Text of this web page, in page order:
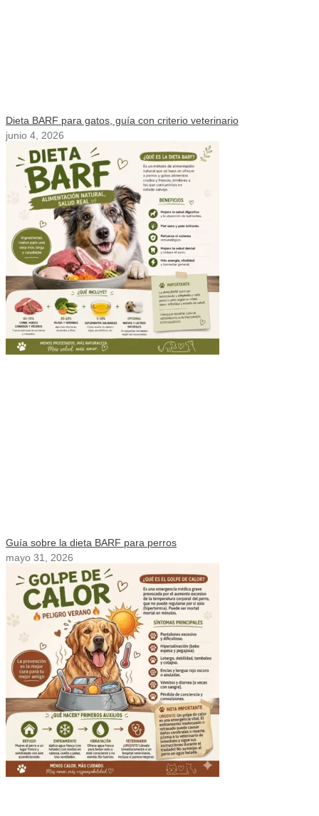
Dieta BARF para gatos, guía con criterio veterinario
junio 4, 2026
Guía sobre la dieta BARF para perros
mayo 31, 2026